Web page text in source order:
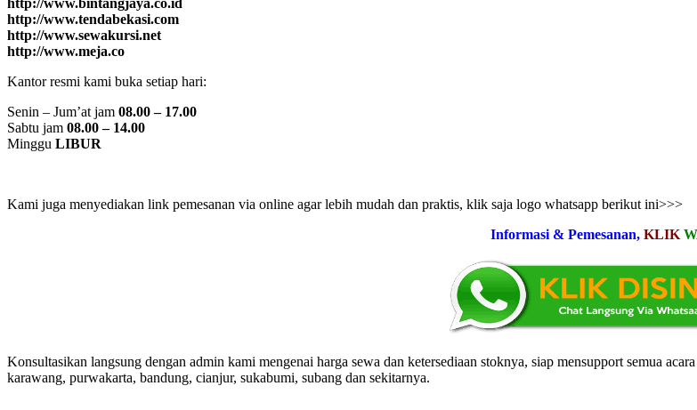
http://www.bintangjaya.co.id
http://www.tendabekasi.com
http://www.sewakursi.net
http://www.meja.co
Kantor resmi kami buka setiap hari:
Senin – Jum’at jam 08.00 – 17.00
Sabtu jam 08.00 – 14.00
Minggu LIBUR
Kami juga menyediakan link pemesanan via online agar lebih mudah dan praktis, klik saja logo whatsapp berikut ini>>>
Informasi & Pemesanan, KLIK
Konsultasikan langsung dengan admin kami mengenai harga sewa dan ketersediaan stoknya, siap mensupport semua
karawang, purwakarta, bandung, cianjur, sukabumi, subang dan sekitarnya.